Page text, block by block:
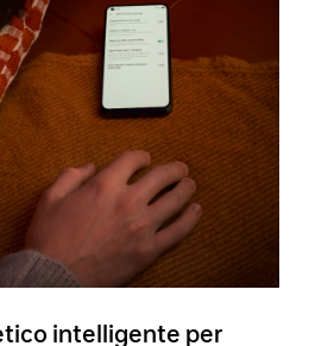
intelligente per